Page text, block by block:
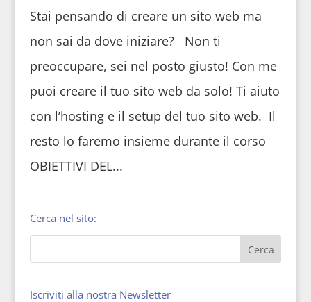
Stai pensando di creare un sito web ma
non sai da dove iniziare? Non ti
preoccupare, sei nel posto giusto! Con me
puoi creare il tuo sito web da solo! Ti aiuto
con l’hosting e il setup del tuo sito web. Il
resto lo faremo insieme durante il corso
OBIETTIVI DEL...
Cerca nel sito:
Iscriviti alla nostra Newsletter